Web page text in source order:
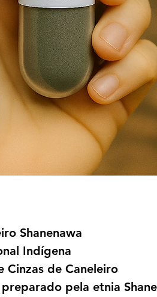
Shanenawa
Indígena
Cinzas de Caneleiro
pela etnia